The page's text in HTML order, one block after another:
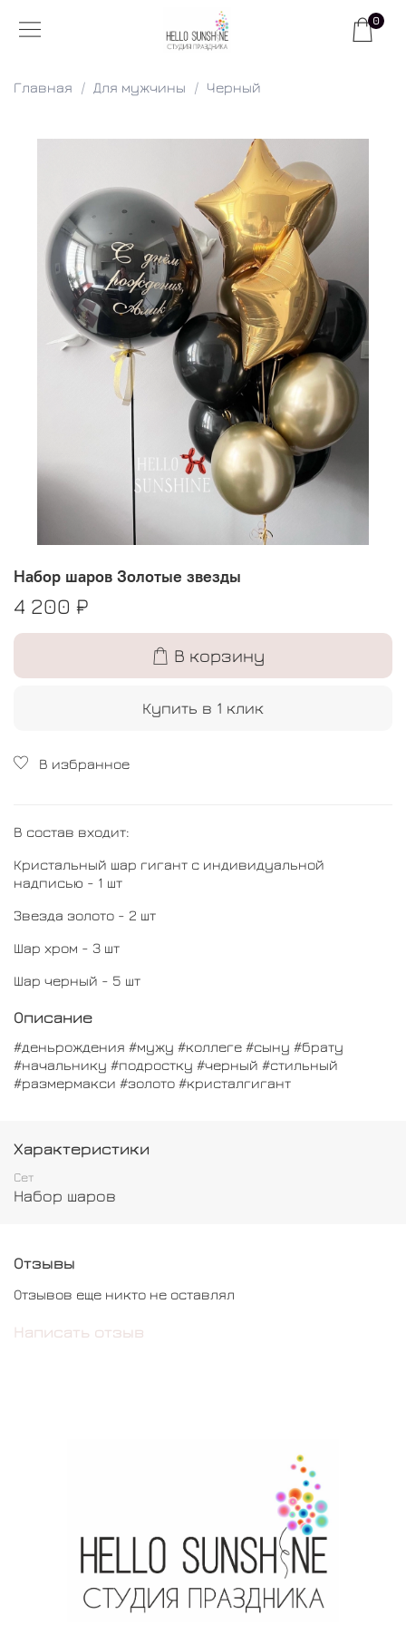
0
Главная Для мужчины Черный
Набор шаров Золотые звезды
4 200 ₽
В корзину
Купить в 1 клик
В избранное
В состав входит:
Кристальный шар гигант с индивидуальной
надписью - 1 шт
Звезда золото - 2 шт
Шар хром - 3 шт
Шар черный - 5 шт
Описание
#деньрождения #мужу #коллеге #сыну #брату
#начальнику #подростку #черный #стильный
#размермакси #золото #кристалгигант
Характеристики
Сет
Набор шаров
Отзывы
Отзывов еще никто не оставлял
Написать отзыв